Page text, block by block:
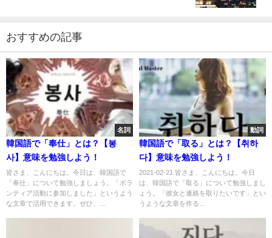
おすすめの記事
名詞
韓国語で「奉仕」とは？【봉
사】意味を勉強しよう！
皆さま、こんにちは。今日は、韓国語で
「奉仕」について勉強しましょう。「ボラ
ンティア活動に参加しました」というよう
な文章で活用できます。ぜひ、...
動詞
韓国語で「取る」とは？【취하
다】意味を勉強しよう！
2021-02-21 皆さま、こんにちは。今日
は、韓国語で「取る」について勉強しまし
ょう。「彼女と連絡を取りたいです」とい
うような文章を作る...